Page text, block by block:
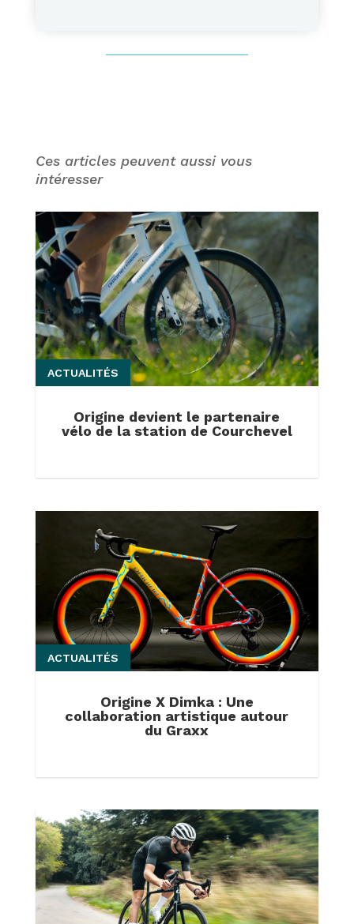
Ces articles peuvent aussi vous
intéresser
Origine devient le partenaire
vélo de la station de Courchevel
ACTUALITÉS
Origine X Dimka : Une
collaboration artistique autour
du Graxx
ACTUALITÉS